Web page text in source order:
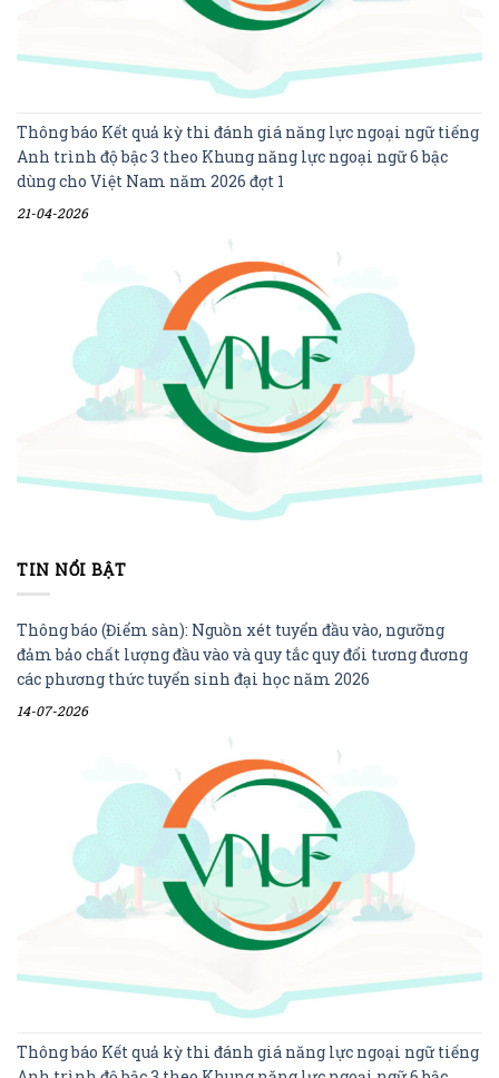
Thông báo Kết quả kỳ thi đánh giá năng lực ngoại ngữ tiếng
Anh trình độ bậc 3 theo Khung năng lực ngoại ngữ 6 bậc
dùng cho Việt Nam năm 2026 đợt 1
21-04-2026
TIN NỔI BẬT
Thông báo (Điểm sàn): Nguồn xét tuyển đầu vào, ngưỡng
đảm bảo chất lượng đầu vào và quy tắc quy đổi tương đương
các phương thức tuyển sinh đại học năm 2026
14-07-2026
Thông báo Kết quả kỳ thi đánh giá năng lực ngoại ngữ tiếng